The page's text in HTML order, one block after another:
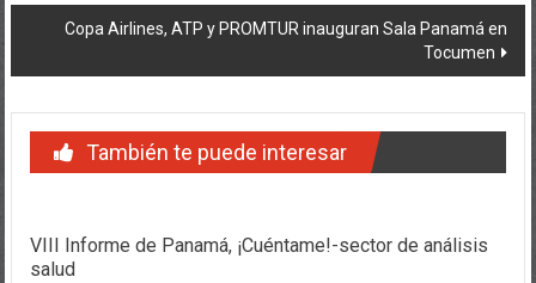
entradas
Copa Airlines, ATP y PROMTUR inauguran Sala Panamá en
Tocumen
También te puede interesar
VIII Informe de Panamá, ¡Cuéntame!-sector de análisis
salud